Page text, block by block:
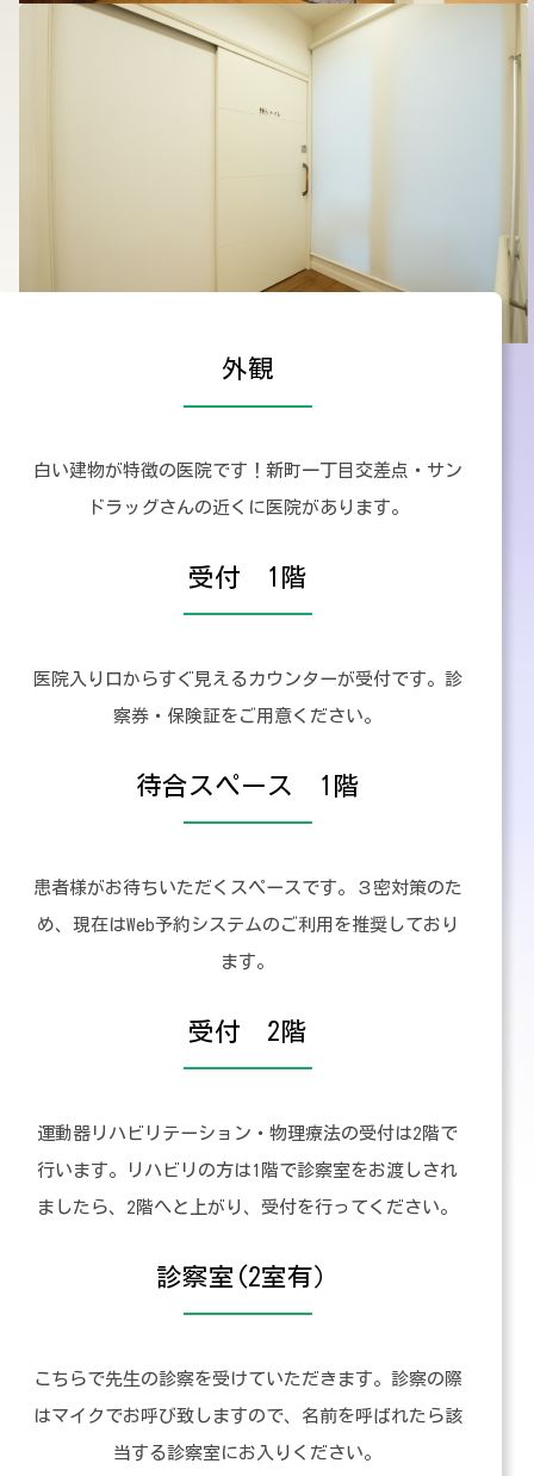
外観
白い建物が特徴の医院です！新町一丁目交差点・サン
ドラッグさんの近くに医院があります。
受付 1階
医院入り口からすぐ見えるカウンターが受付です。診
察券・保険証をご用意ください。
待合スペース 1階
患者様がお待ちいただくスペースです。３密対策のた
め、現在はWeb予約システムのご利用を推奨しており
ます。
受付 2階
運動器リハビリテーション・物理療法の受付は2階で
行います。リハビリの方は1階で診察室をお渡しされ
ましたら、2階へと上がり、受付を行ってください。
診察室(2室有）
こちらで先生の診察を受けていただきます。診察の際
はマイクでお呼び致しますので、名前を呼ばれたら該
当する診察室にお入りください。